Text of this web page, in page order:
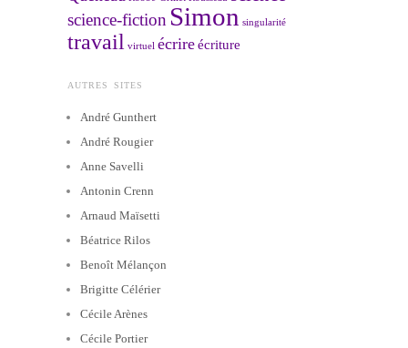
science-fiction Simon singularité
travail virtuel écrireécriture
AUTRES SITES
André Gunthert
André Rougier
Anne Savelli
Antonin Crenn
Arnaud Maïsetti
Béatrice Rilos
Benoît Mélançon
Brigitte Célérier
Cécile Arènes
Cécile Portier